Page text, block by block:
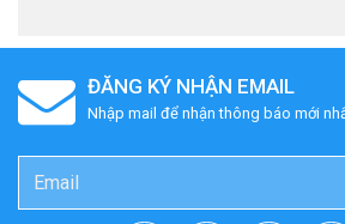
ĐĂNG KÝ NHẬN EMAIL
Nhập mail để nhận thông báo mới